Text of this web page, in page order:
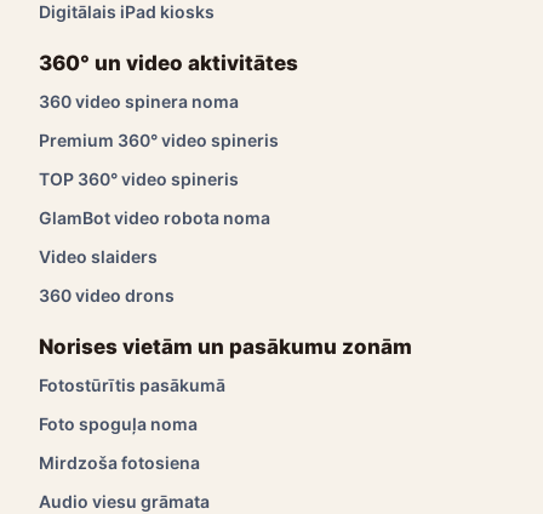
Digitālais iPad kiosks
360° un video aktivitātes
360 video spinera noma
Premium 360° video spineris
TOP 360° video spineris
GlamBot video robota noma
Video slaiders
360 video drons
Norises vietām un pasākumu zonām
Fotostūrītis pasākumā
Foto spoguļa noma
Mirdzoša fotosiena
Audio viesu grāmata